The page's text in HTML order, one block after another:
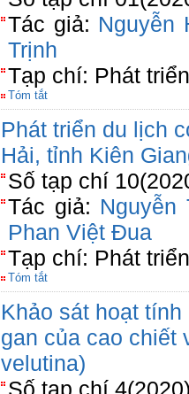
Tác giả: Nguyễn
Trịnh
Tạp chí: Phát
Tóm tắt
Phát triển du lịch
Hải, tỉnh Kiên
Số tạp chí
Tác giả: Nguyễn
Phan Việt Đua
Tạp chí: Phát
Tóm tắt
Khảo sát hoạt
gan của cao chiết
velutina)
Số tạp chí